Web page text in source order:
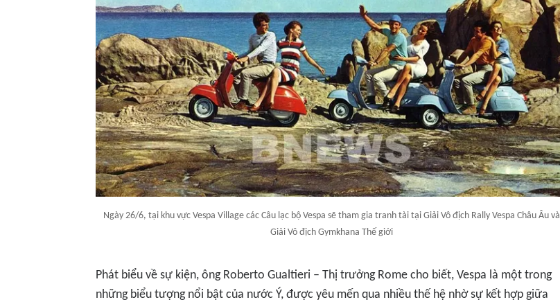
Ngày 26/6, tại khu vực Vespa Village các Câu lạc bộ Vespa sẽ tham gia tranh tài tại Giải Vô địch Rally Vespa Châu Âu và
Giải Vô địch Gymkhana Thế giới
Phát biểu về sự kiện, ông Roberto Gualtieri – Thị trưởng Rome cho biết, Vespa là một trong
những biểu tượng nổi bật của nước Ý, được yêu mến qua nhiều thế hệ nhờ sự kết hợp giữa